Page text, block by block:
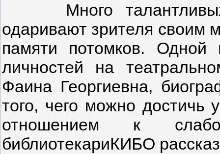
Много талантливых
одаривают зрителя своим
памяти потомков.
личностей на
Фаина Георгиевна,
того, чего можно
отношением к
библиотекариКИБО